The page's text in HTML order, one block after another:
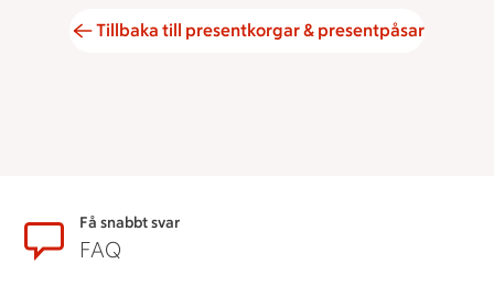
Tillbaka till presentkorgar & presentpåsar
SidfotFå snabbt svar
FAQ